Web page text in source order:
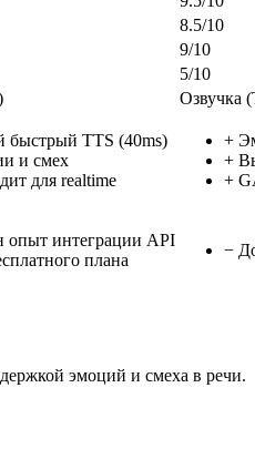
8.5/10
9/10
5/10
Озвучка
быстрый TTS (40ms)
и смех
для realtime
+
+
+
опыт интеграции API
плана
−
эмоций и смеха в речи.